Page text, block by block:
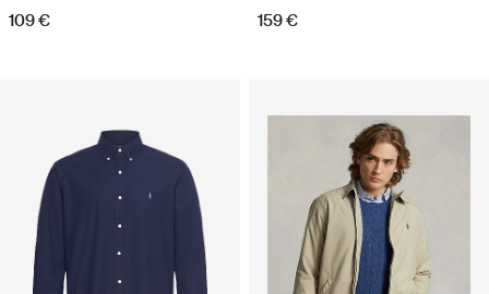
109 € 159 €